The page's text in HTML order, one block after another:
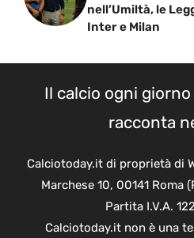
nell’Umiltà, le
Inter e Milan
Il calcio ogni
racconta
Calciotoday.it di proprietà di
Marchese 10, 00141 Roma
Partita I.V.A.
Calciotoday.it non è una